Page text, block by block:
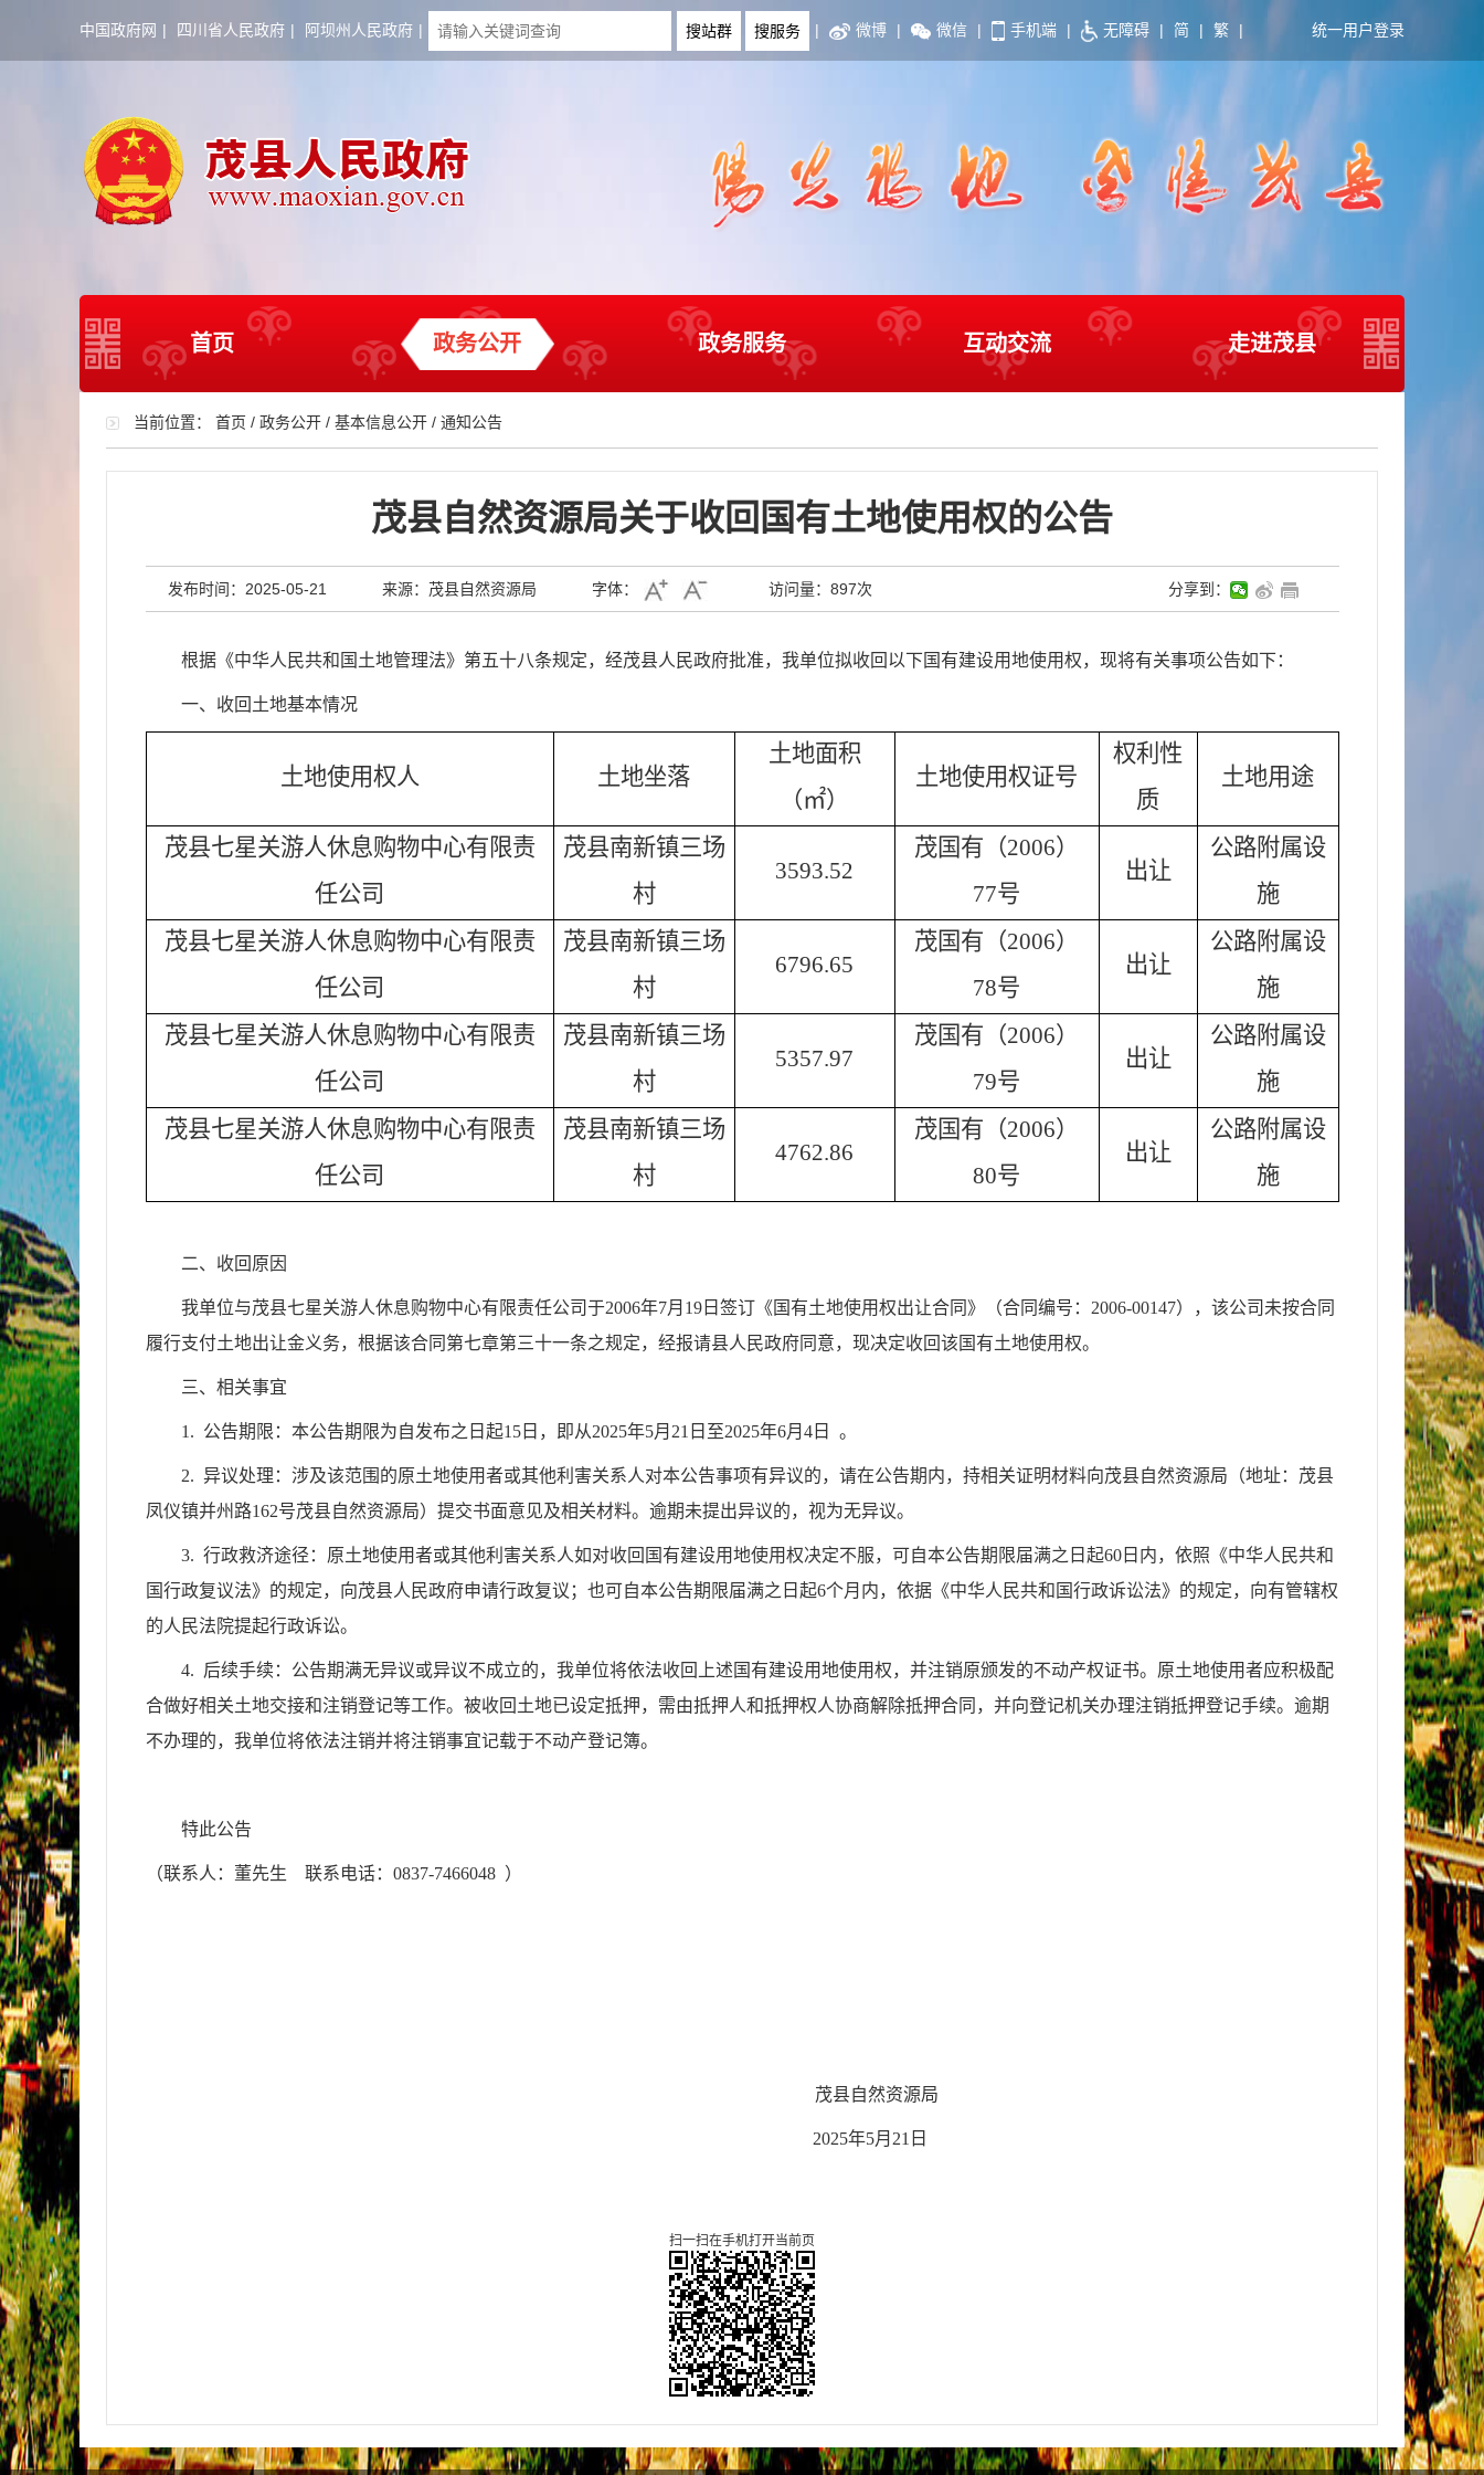
中国政府网 | 四川省人民政府 | 阿坝州人民政府 | | 微博 | 微信 | 手机端 | 无障碍 | 简 | 繁 | 统一用户登录
首页 政务公开 政务服务 互动交流 走进茂县
当前位置： 首页 / 政务公开 / 基本信息公开 / 通知公告
茂县自然资源局关于收回国有土地使用权的公告
发布时间：2025-05-21 来源：茂县自然资源局 字体： 访问量： 897次 分享到：
根据《中华人民共和国土地管理法》第五十八条规定，经茂县人民政府批准，我单位拟收回以下国有建设用地使用权，现将有关事项公告如下：
一、收回土地基本情况
土地使用权人 土地坐落
土地面积
（㎡）
土地使用权证号
权利性
质
土地用途
茂县七星关游人休息购物中心有限责
任公司
茂县南新镇三场
村
3593.52
茂国有（2006）
77号
出让
公路附属设
施
茂县七星关游人休息购物中心有限责
任公司
茂县南新镇三场
村
6796.65
茂国有（2006）
78号
出让
公路附属设
施
茂县七星关游人休息购物中心有限责
任公司
茂县南新镇三场
村
5357.97
茂国有（2006）
79号
出让
公路附属设
施
茂县七星关游人休息购物中心有限责
任公司
茂县南新镇三场
村
4762.86
茂国有（2006）
80号
出让
公路附属设
施
二、收回原因
我单位与茂县七星关游人休息购物中心有限责任公司于2006年7月19日签订《国有土地使用权出让合同》（合同编号：2006-00147），该公司未按合同
履行支付土地出让金义务，根据该合同第七章第三十一条之规定，经报请县人民政府同意，现决定收回该国有土地使用权。
三、相关事宜
1. 公告期限：本公告期限为自发布之日起15日，即从2025年5月21日 至2025年6月4日 。
2. 异议处理：涉及该范围的原土地使用者或其他利害关系人对本公告事项有异议的，请在公告期内，持相关证明材料向茂县自然资源局（地址：茂县
凤仪镇并州路162号茂县自然资源局）提交书面意见及相关材料。逾期未提出异议的，视为无异议。
3. 行政救济途径：原土地使用者或其他利害关系人如对收回国有建设用地使用权决定不服，可自本公告期限届满之日起60日内，依照《中华人民共和
国行政复议法》的规定，向茂县人民政府申请行政复议；也可自本公告期限届满之日起6个月内，依据《中华人民共和国行政诉讼法》的规定，向有管辖权
的人民法院提起行政诉讼。
4. 后续手续：公告期满无异议或异议不成立的，我单位将依法收回上述国有建设用地使用权，并注销原颁发的不动产权证书。原土地使用者应积极配
合做好相关土地交接和注销登记等工作。被收回土地已设定抵押，需由抵押人和抵押权人协商解除抵押合同，并向登记机关办理注销抵押登记手续。逾期
不办理的，我单位将依法注销并将注销事宜记载于不动产登记簿。
特此公告
（联系人：董先生 联系电话：0837-7466048 ）
茂县自然资源局
2025年5月21日
扫一扫在手机打开当前页